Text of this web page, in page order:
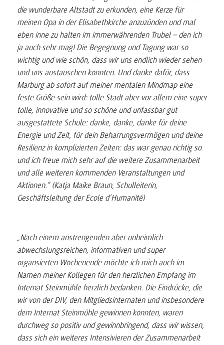
die wunderbare Altstadt zu erkunden, eine Kerze für
meinen Opa in der Elisabethkirche anzuzünden und mal
eben inne zu halten im immerwährenden Trubel – den ich
ja auch sehr mag! Die Begegnung und Tagung war so
wichtig und wie schön, dass wir uns endlich wieder sehen
und uns austauschen konnten. Und danke dafür, dass
Marburg ab sofort auf meiner mentalen Mindmap eine
feste Größe sein wird: tolle Stadt aber vor allem eine super
tolle, innovative und so schöne und unfassbar gut
ausgestattete Schule: danke, danke, danke für deine
Energie und Zeit, für dein Beharrungsvermögen und deine
Resilienz in komplizierten Zeiten: das war genau richtig so
und ich freue mich sehr auf die weitere Zusammenarbeit
und alle weiteren kommenden Veranstaltungen und
Aktionen.“ (Katja Maike Braun, Schulleiterin,
Geschäftsleitung der Ecole d’Humanité)
„Nach einem anstrengenden aber unheimlich
abwechslungsreichen, informativen und super
organsierten Wochenende möchte ich mich auch im
Namen meiner Kollegen für den herzlichen Empfang im
Internat Steinmühle herzlich bedanken. Die Eindrücke, die
wir von der DIV, den Mitgliedsinternaten und insbesondere
dem Internat Steinmühle gewinnen konnten, waren
durchweg so positiv und gewinnbringend, dass wir wissen,
dass sich ein weiteres Intensivieren der Zusammenarbeit